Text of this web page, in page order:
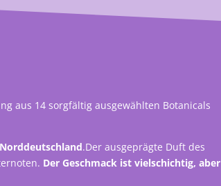
aus 14 sorgfältig ausgewählten Botanicals
.Der ausgeprägte Duft des
Der Geschmack ist vielschichtig, aber